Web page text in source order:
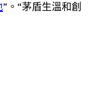
”。“茅盾生溫和創